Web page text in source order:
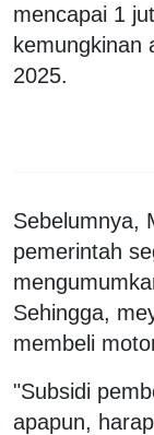
mencapai 1
kemungkinan
2025.
Sebelumnya,
pemerintah
Sehingga,
membeli
"Subsidi
apapun,